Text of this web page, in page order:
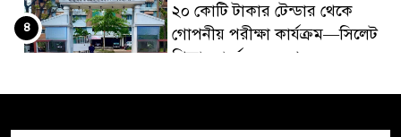
২০ কোটি টাকার টেন্ডার থেকে
গোপনীয় পরীক্ষা কার্যক্রম—সিলেট
শিক্ষা বোর্ডে একের পর এক
৪